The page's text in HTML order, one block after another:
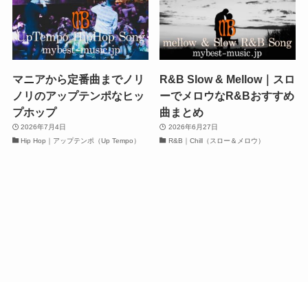
マニアから定番曲までノリ
ノリのアップテンポなヒッ
プホップ
2026年7月4日
Hip Hop｜アップテンポ（Up Tempo）
R&B Slow & Mellow｜スロ
ーでメロウなR&Bおすすめ
曲まとめ
2026年6月27日
R&B｜Chill（スロー＆メロウ）